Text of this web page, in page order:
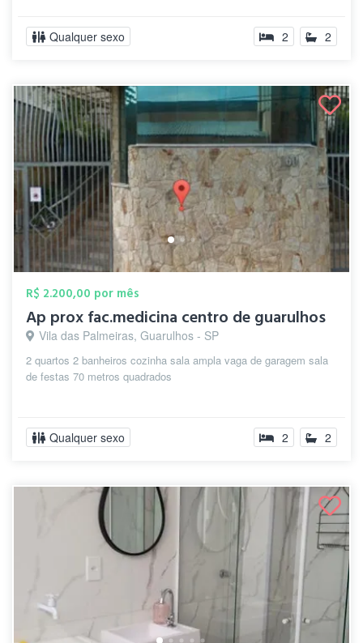
Qualquer sexo 2 2
R$ 2.200,00 por mês
Ap prox fac.medicina centro de guarulhos
Vila das Palmeiras, Guarulhos - SP
2 quartos 2 banheiros cozinha sala ampla vaga de garagem sala
de festas 70 metros quadrados
Qualquer sexo 2 2